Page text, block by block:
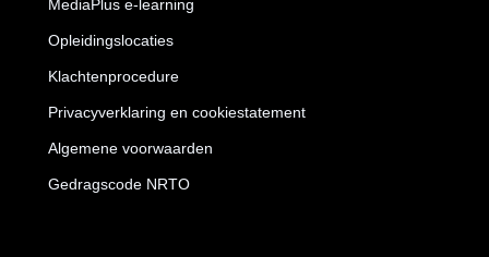
MediaPlus e-learning
Opleidingslocaties
Klachtenprocedure
Privacyverklaring en cookiestatement
Algemene voorwaarden
Gedragscode NRTO